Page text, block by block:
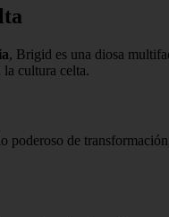
, Brigid es una diosa
la cultura celta.
de